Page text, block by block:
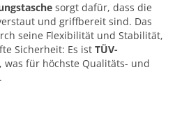
sorgt dafür, dass die
und griffbereit sind. Das
seine Flexibilität und Stabilität,
Sicherheit: Es ist TÜV-
, was für höchste Qualitäts- und